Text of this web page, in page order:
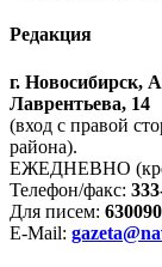
Редакция
г. Новосибирск,
Лаврентьева, 14
(вход с правой
района).
ЕЖЕДНЕВНО
Телефон/факс:
Для писем:
E-Mail: